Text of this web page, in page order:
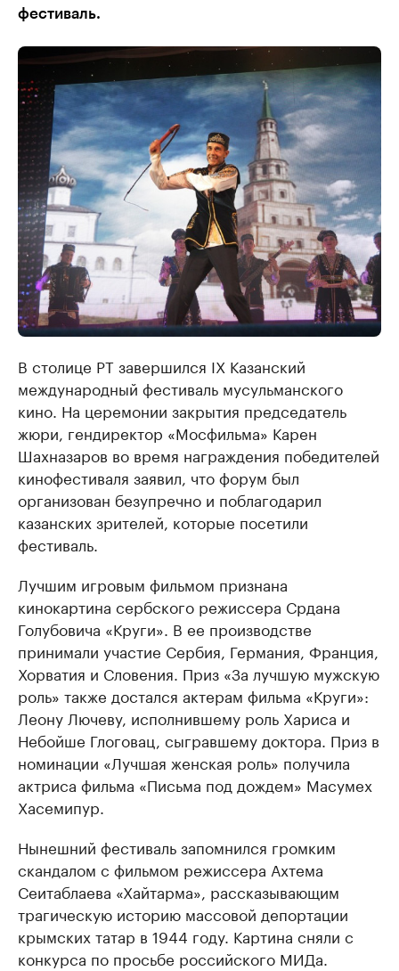
фестиваль.
В столице РТ завершился IX Казанский
международный фестиваль мусульманского
кино. На церемонии закрытия председатель
жюри, гендиректор «Мосфильма» Карен
Шахназаров во время награждения победителей
кинофестиваля заявил, что форум был
организован безупречно и поблагодарил
казанских зрителей, которые посетили
фестиваль.
Лучшим игровым фильмом признана
кинокартина сербского режиссера Срдана
Голубовича «Круги». В ее производстве
принимали участие Сербия, Германия, Франция,
Хорватия и Словения. Приз «За лучшую мужскую
роль» также достался актерам фильма «Круги»:
Леону Лючеву, исполнившему роль Хариса и
Небойше Глоговац, сыгравшему доктора. Приз в
номинации «Лучшая женская роль» получила
актриса фильма «Письма под дождем» Масумех
Хасемипур.
Нынешний фестиваль запомнился громким
скандалом с фильмом режиссера Ахтема
Сеитаблаева «Хайтарма», рассказывающим
трагическую историю массовой депортации
крымских татар в 1944 году. Картина сняли с
конкурса по просьбе российского МИДа.